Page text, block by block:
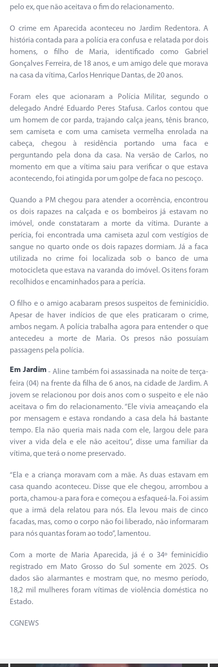
pelo ex, que não aceitava o fim do relacionamento.
O crime em Aparecida aconteceu no Jardim Redentora. A
história contada para a polícia era confusa e relatada por dois
homens, o filho de Maria, identificado como Gabriel
Gonçalves Ferreira, de 18 anos, e um amigo dele que morava
na casa da vítima, Carlos Henrique Dantas, de 20 anos.
Foram eles que acionaram a Polícia Militar, segundo o
delegado André Eduardo Peres Stafusa. Carlos contou que
um homem de cor parda, trajando calça jeans, tênis branco,
sem camiseta e com uma camiseta vermelha enrolada na
cabeça, chegou à residência portando uma faca e
perguntando pela dona da casa. Na versão de Carlos, no
momento em que a vítima saiu para verificar o que estava
acontecendo, foi atingida por um golpe de faca no pescoço.
Quando a PM chegou para atender a ocorrência, encontrou
os dois rapazes na calçada e os bombeiros já estavam no
imóvel, onde constataram a morte da vítima. Durante a
perícia, foi encontrada uma camiseta azul com vestígios de
sangue no quarto onde os dois rapazes dormiam. Já a faca
utilizada no crime foi localizada sob o banco de uma
motocicleta que estava na varanda do imóvel. Os itens foram
recolhidos e encaminhados para a perícia.
O filho e o amigo acabaram presos suspeitos de feminicídio.
Apesar de haver indícios de que eles praticaram o crime,
ambos negam. A polícia trabalha agora para entender o que
antecedeu a morte de Maria. Os presos não possuíam
passagens pela polícia.
Em Jardim - Aline também foi assassinada na noite de terça-
feira (04) na frente da filha de 6 anos, na cidade de Jardim. A
jovem se relacionou por dois anos com o suspeito e ele não
aceitava o fim do relacionamento. “Ele vivia ameaçando ela
por mensagem e estava rondando a casa dela há bastante
tempo. Ela não queria mais nada com ele, largou dele para
viver a vida dela e ele não aceitou”, disse uma familiar da
vítima, que terá o nome preservado.
“Ela e a criança moravam com a mãe. As duas estavam em
casa quando aconteceu. Disse que ele chegou, arrombou a
porta, chamou-a para fora e começou a esfaqueá-la. Foi assim
que a irmã dela relatou para nós. Ela levou mais de cinco
facadas, mas, como o corpo não foi liberado, não informaram
para nós quantas foram ao todo”, lamentou.
Com a morte de Maria Aparecida, já é o 34º feminicídio
registrado em Mato Grosso do Sul somente em 2025. Os
dados são alarmantes e mostram que, no mesmo período,
18,2 mil mulheres foram vítimas de violência doméstica no
Estado.
CGNEWS